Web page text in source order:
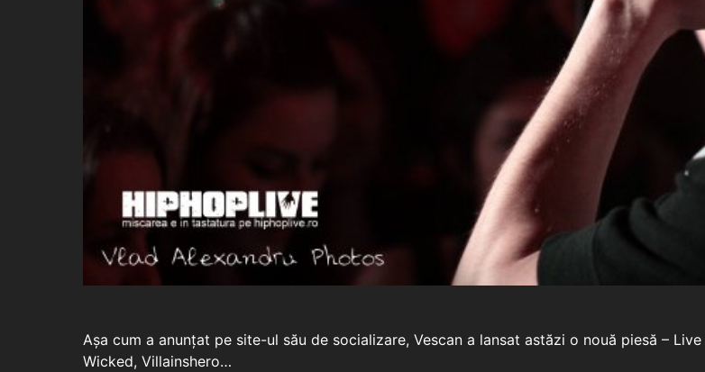
Așa cum a anunțat pe site-ul său de socializare, Vescan a lansat astăzi o nouă piesă –
Wicked, Villainshero…